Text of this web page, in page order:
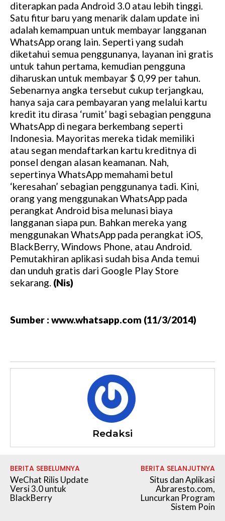
diterapkan pada Android 3.0 atau lebih tinggi.
Satu fitur baru yang menarik dalam update ini
adalah kemampuan untuk membayar langganan
WhatsApp orang lain. Seperti yang sudah
diketahui semua penggunanya, layanan ini gratis
untuk tahun pertama, kemudian pengguna
diharuskan untuk membayar $ 0,99 per tahun.
Sebenarnya angka tersebut cukup terjangkau,
hanya saja cara pembayaran yang melalui kartu
kredit itu dirasa ‘rumit’ bagi sebagian pengguna
WhatsApp di negara berkembang seperti
Indonesia. Mayoritas mereka tidak memiliki
atau segan mendaftarkan kartu kreditnya di
ponsel dengan alasan keamanan. Nah,
sepertinya WhatsApp memahami betul
‘keresahan’ sebagian penggunanya tadi. Kini,
orang yang menggunakan WhatsApp pada
perangkat Android bisa melunasi biaya
langganan siapa pun. Bahkan mereka yang
menggunakan WhatsApp pada perangkat iOS,
BlackBerry, Windows Phone, atau Android.
Pemutakhiran aplikasi sudah bisa Anda temui
dan unduh gratis dari Google Play Store
sekarang. (Nis)
Sumber : www.whatsapp.com (11/3/2014)
Redaksi
BERITA SEBELUMNYA
WeChat Rilis Update
Versi 3.0 untuk
BlackBerry
BERITA SELANJUTNYA
Situs dan Aplikasi
Abraresto.com,
Luncurkan Program
Sistem Poin